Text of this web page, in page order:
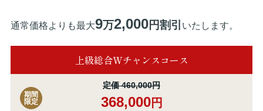
通常価格よりも最大9万2,000円割引 いたします。
上級総合Wチャンスコース
期間
限定
定価 460,000円
368,000円